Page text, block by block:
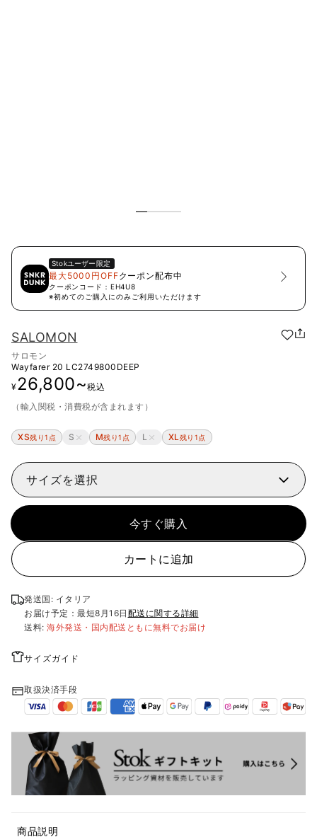
Stokユーザー限定
最大5000円OFFクーポン配布中
クーポンコード： EH4U8
※初めてのご購入にのみご利用いただけます
SALOMON
サロモン
Wayfarer 20 LC2749800DEEP
¥26,800~税込
（輸入関税・消費税が含まれます）
XS残り1点 S M残り1点 L XL残り1点
サイズを選択
今すぐ購入
カートに追加
発送国: イタリア
お届け予定：最短8月16日 配送に関する詳細
送料: 海外発送・国内配送ともに無料でお届け
サイズガイド
取扱決済手段
商品説明